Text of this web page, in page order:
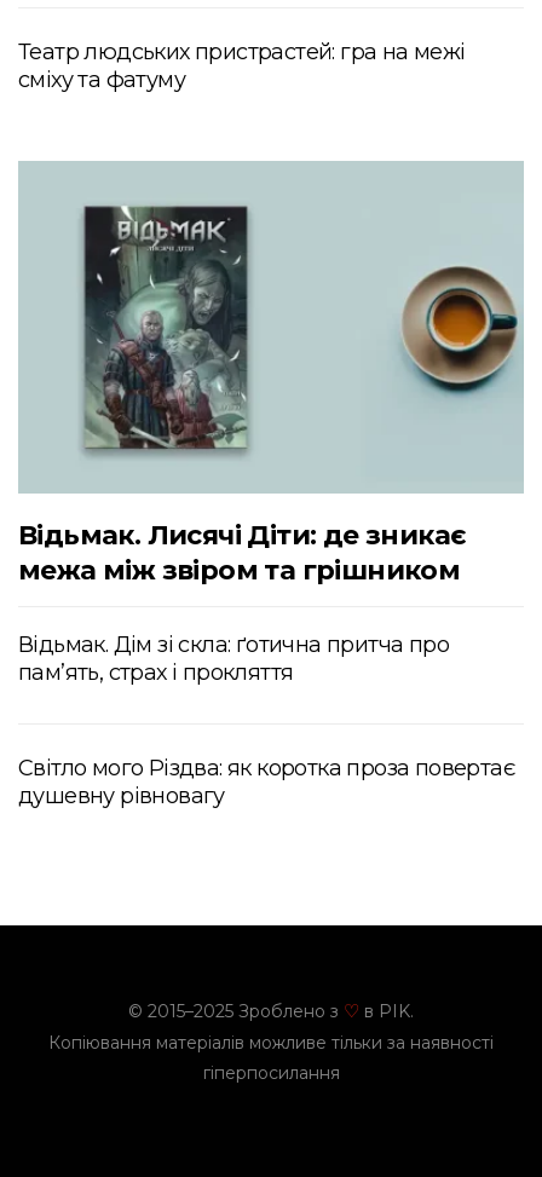
Театр людських пристрастей: гра на межі
сміху та фатуму
Відьмак. Лисячі Діти: де зникає
межа між звіром та грішником
Відьмак. Дім зі скла: ґотична притча про
пам’ять, страх і прокляття
Світло мого Різдва: як коротка проза повертає
душевну рівновагу
© 2015–2025 Зроблено з ♡ в PIK.
Копіювання матеріалів можливе тільки за наявності
гіперпосилання